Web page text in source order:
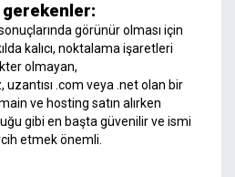
görünür olması için
kalıcı, noktalama işaretleri
olmayan,
.com veya .net olan bir
ve hosting satın alırken
gibi en başta güvenilir ve ismi
etmek önemli.